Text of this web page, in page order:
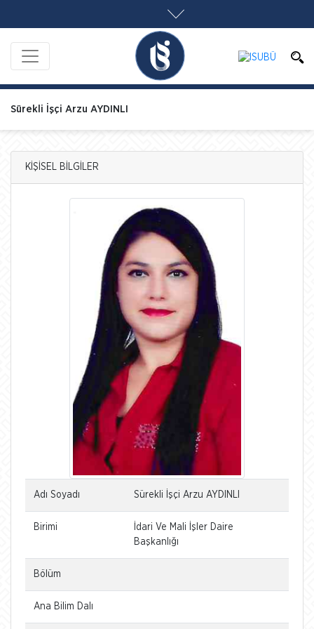
Sürekli İşçi Arzu AYDINLI
KİŞİSEL BİLGİLER
Adı Soyadı Sürekli İşçi Arzu AYDINLI
Birimi
İdari Ve Mali İşler Daire
Başkanlığı
Bölüm
Ana Bilim Dalı